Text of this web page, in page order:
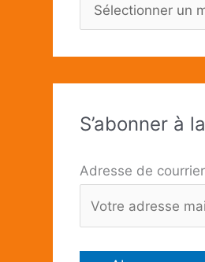
S’abonner à
Adresse de